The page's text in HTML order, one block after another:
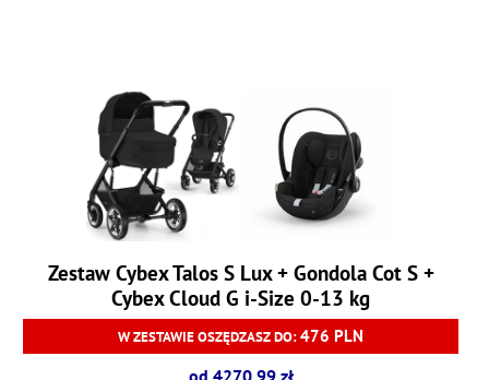
Zestaw Cybex Talos S Lux + Gondola Cot S +
Cybex Cloud G i-Size 0-13 kg
W ZESTAWIE OSZĘDZASZ DO:476 PLN